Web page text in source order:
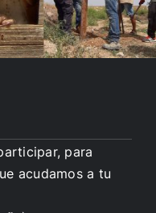
para
acudamos a tu